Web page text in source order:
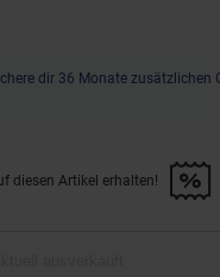
dir 36 Monate zusätzlichen
auf diesen Artikel
diesen Artikel erhalten!